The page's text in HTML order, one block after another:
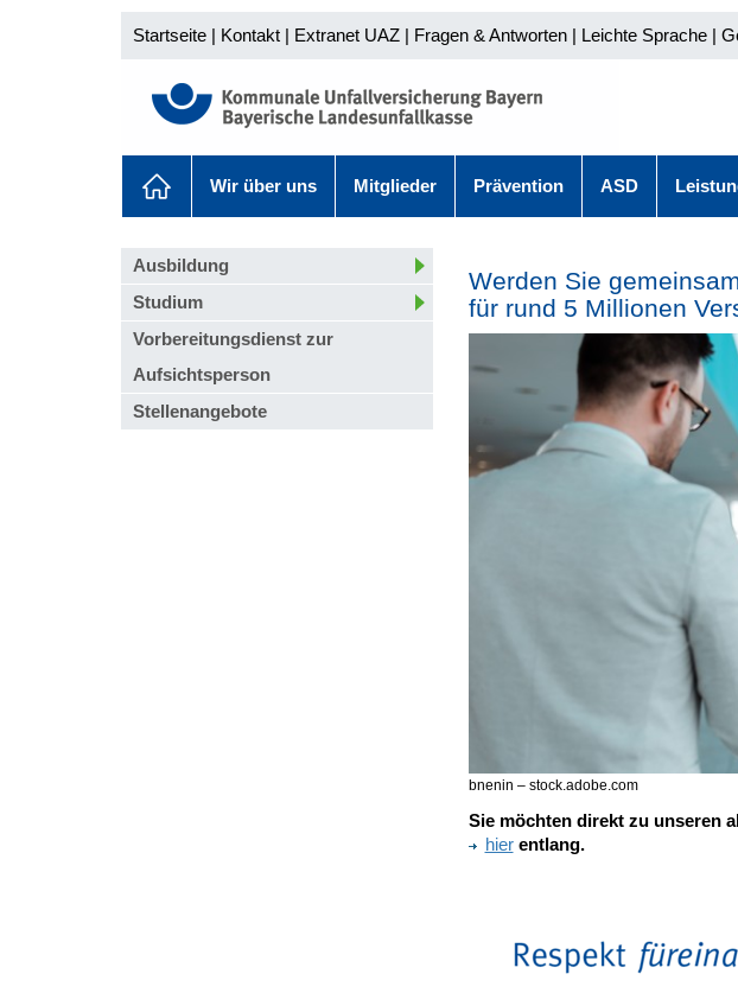
Startseite | Kontakt | Extranet UAZ | Fragen & Antworten | Leichte Sprache |
Wir über uns Mitglieder Prävention ASD
Ausbildung
Studium
Vorbereitungsdienst zur
Aufsichtsperson
Stellenangebote
Werden Sie
für rund 5 Millionen
bnenin – stock.adobe.com
Sie möchten direkt zu unseren
hierentlang.